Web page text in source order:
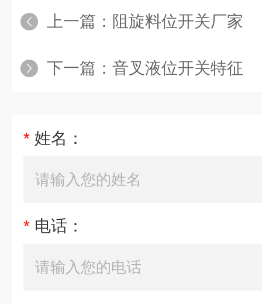
上一篇： 阻旋料位开关厂家
下一篇： 音叉液位开关特征
* 姓名：
* 电话：